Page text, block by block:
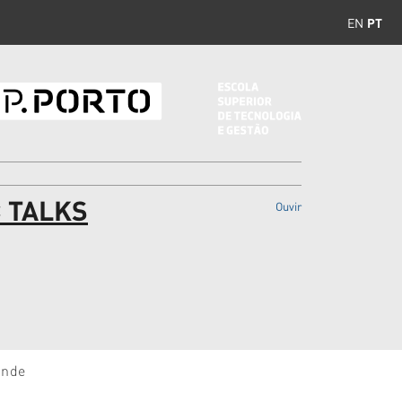
EN PT
TALKS Ouvir